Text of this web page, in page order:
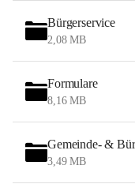
Bürgerservice
2,08 MB
Formulare
8,16 MB
Gemeinde- &
3,49 MB